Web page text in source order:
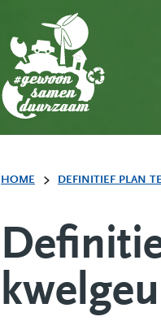
HOME DEFINITIEF PLAN